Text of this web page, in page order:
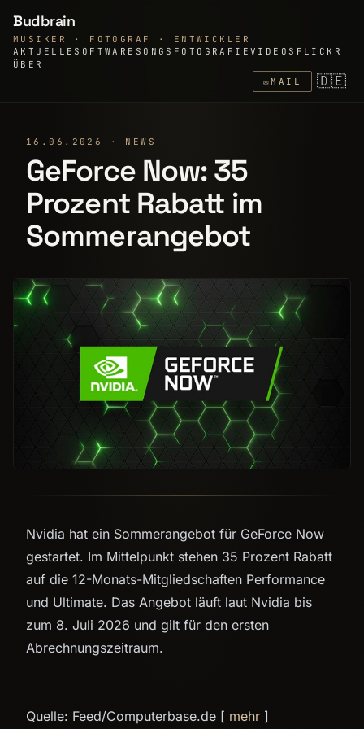
Budbrain
MUSIKER · FOTOGRAF · ENTWICKLER
AKTUELLE SOFTWARE SONGS FOTOGRAFIEVIDEOS FLICKR
ÜBER
✉MAIL 🇩🇪
16.06.2026 · NEWS
GeForce Now: 35
Prozent Rabatt im
Sommerangebot
Nvidia hat ein Sommerangebot für GeForce Now
gestartet. Im Mittelpunkt stehen 35 Prozent Rabatt
auf die 12-Monats-Mitgliedschaften Performance
und Ultimate. Das Angebot läuft laut Nvidia bis
zum 8. Juli 2026 und gilt für den ersten
Abrechnungszeitraum.
Quelle: Feed/Computerbase.de [ mehr ]